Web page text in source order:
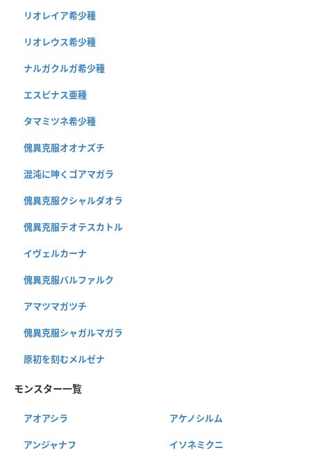
リオレイア希少種
リオレウス希少種
ナルガクルガ希少種
エスピナス亜種
タマミツネ希少種
傀異克服オオナズチ
混沌に呻くゴアマガラ
傀異克服クシャルダオラ
傀異克服テオテスカトル
イヴェルカーナ
傀異克服バルファルク
アマツマガツチ
傀異克服シャガルマガラ
原初を刻むメルゼナ
モンスター一覧
アオアシラ アケノシルム
アンジャナフ イソネミクニ